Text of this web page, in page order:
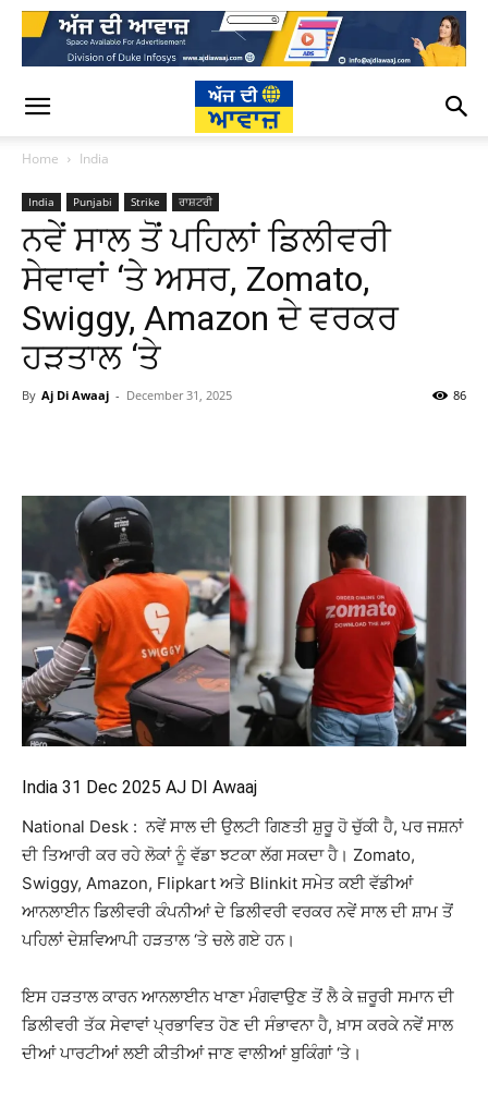
Home India
India Punjabi Strike ਰਾਸ਼ਟਰੀ
ਨਵੇਂ ਸਾਲ ਤੋਂ ਪਹਿਲਾਂ ਡਿਲੀਵਰੀ
ਸੇਵਾਵਾਂ ‘ਤੇ ਅਸਰ, Zomato,
Swiggy, Amazon ਦੇ ਵਰਕਰ
ਹੜਤਾਲ ‘ਤੇ
By Aj Di Awaaj - December 31, 2025 86
India 31 Dec 2025 AJ DI Awaaj
National Desk : ਨਵੇਂ ਸਾਲ ਦੀ ਉਲਟੀ ਗਿਣਤੀ ਸ਼ੁਰੂ ਹੋ ਚੁੱਕੀ ਹੈ, ਪਰ ਜਸ਼ਨਾਂ
ਦੀ ਤਿਆਰੀ ਕਰ ਰਹੇ ਲੋਕਾਂ ਨੂੰ ਵੱਡਾ ਝਟਕਾ ਲੱਗ ਸਕਦਾ ਹੈ। Zomato,
Swiggy, Amazon, Flipkart ਅਤੇ Blinkit ਸਮੇਤ ਕਈ ਵੱਡੀਆਂ
ਆਨਲਾਈਨ ਡਿਲੀਵਰੀ ਕੰਪਨੀਆਂ ਦੇ ਡਿਲੀਵਰੀ ਵਰਕਰ ਨਵੇਂ ਸਾਲ ਦੀ ਸ਼ਾਮ ਤੋਂ
ਪਹਿਲਾਂ ਦੇਸ਼ਵਿਆਪੀ ਹੜਤਾਲ ‘ਤੇ ਚਲੇ ਗਏ ਹਨ।
ਇਸ ਹੜਤਾਲ ਕਾਰਨ ਆਨਲਾਈਨ ਖਾਣਾ ਮੰਗਵਾਉਣ ਤੋਂ ਲੈ ਕੇ ਜ਼ਰੂਰੀ ਸਮਾਨ ਦੀ
ਡਿਲੀਵਰੀ ਤੱਕ ਸੇਵਾਵਾਂ ਪ੍ਰਭਾਵਿਤ ਹੋਣ ਦੀ ਸੰਭਾਵਨਾ ਹੈ, ਖ਼ਾਸ ਕਰਕੇ ਨਵੇਂ ਸਾਲ
ਦੀਆਂ ਪਾਰਟੀਆਂ ਲਈ ਕੀਤੀਆਂ ਜਾਣ ਵਾਲੀਆਂ ਬੁਕਿੰਗਾਂ ‘ਤੇ।